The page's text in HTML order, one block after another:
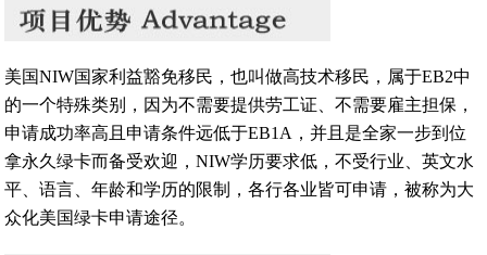
美国NIW国家利益豁免移民，也叫做高技术移民，属于EB2中
的一个特殊类别，因为不需要提供劳工证、不需要雇主担保，
申请成功率高且申请条件远低于EB1A，并且是全家一步到位
拿永久绿卡而备受欢迎，NIW学历要求低，不受行业、英文水
平、语言、年龄和学历的限制，各行各业皆可申请，被称为大
众化美国绿卡申请途径。